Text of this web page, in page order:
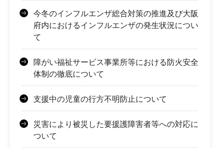
今冬のインフルエンザ総合対策の推進及び大阪
府内におけるインフルエンザの発生状況につい
て
障がい福祉サービス事業所等における防火安全
体制の徹底について
支援中の児童の行方不明防止について
災害により被災した要援護障害者等への対応に
ついて